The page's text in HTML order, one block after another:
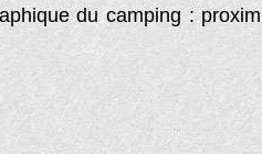
du camping :